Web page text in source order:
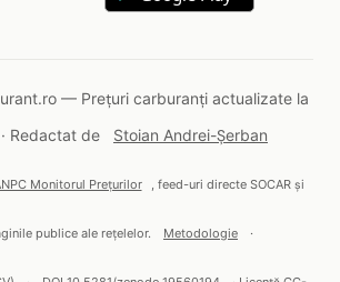
— Prețuri carburanți actualizate la
Redactat de
Stoian Andrei-Șerban
Monitorul Prețurilor , feed-uri directe SOCAR și
publice ale rețelelor. Metodologie ·